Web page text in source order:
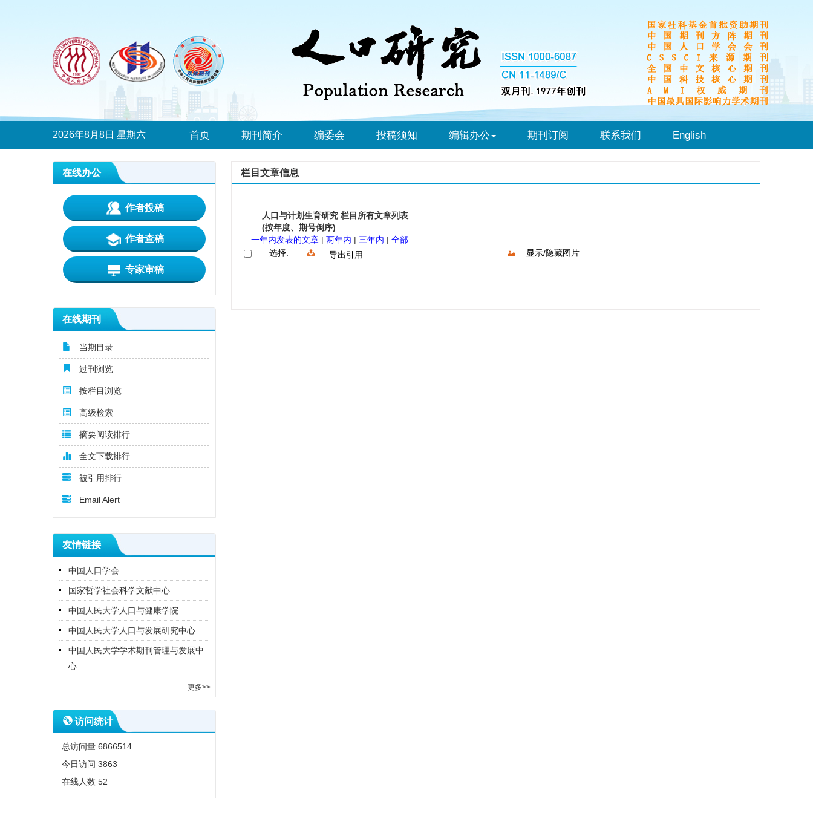
2026年8月8日 星期六 首页 期刊简介 编委会 投稿须知 编辑办公 期刊订阅 联系我们 English
在线办公
作者投稿
作者查稿
专家审稿
在线期刊
当期目录
过刊浏览
按栏目浏览
高级检索
摘要阅读排行
全文下载排行
被引用排行
Email Alert
友情链接
中国人口学会
国家哲学社会科学文献中心
中国人民大学人口与健康学院
中国人民大学人口与发展研究中心
中国人民大学学术期刊管理与发展中
心
更多>>
访问统计
总访问量 6866514
今日访问 3863
在线人数 52
栏目文章信息
人口与计划生育研究 栏目所有文章列表
(按年度、期号倒序)
一年内发表的文章 | 两年内 | 三年内 | 全部
选择:
导出引用 显示/隐藏图片